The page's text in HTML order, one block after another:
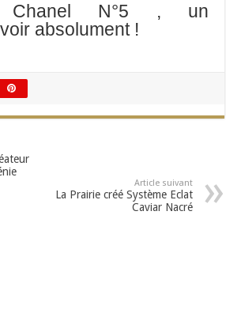
Chanel N°5 , un
absolument !
Article suivant
La Prairie créé Système Eclat
Caviar Nacré